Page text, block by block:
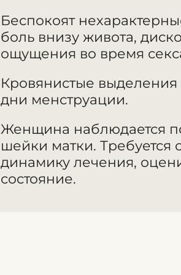
Беспокоят
боль внизу живота,
ощущения во время
Кровянистые выделения
дни менструации.
Женщина наблюдается
шейки матки. Требуется
динамику лечения,
состояние.